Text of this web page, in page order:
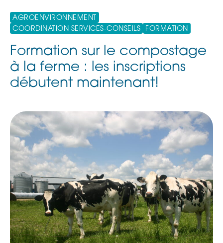
AGROENVIRONNEMENT
COORDINATION SERVICES-CONSEILS
FORMATION
Formation sur le compostage
à la ferme : les inscriptions
débutent maintenant!